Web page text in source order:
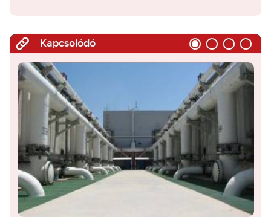
Kapcsolódó